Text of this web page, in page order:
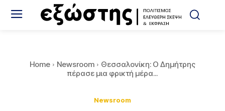
Home Newsroom
Θεσσαλονίκη: Ο Δημήτρης
πέρασε μια φρικτή μέρα...
Newsroom